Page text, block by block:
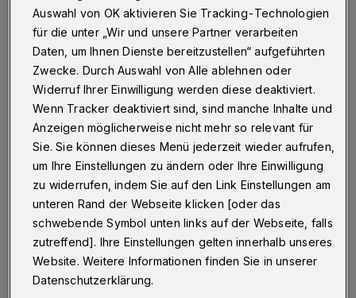
N och am Freitag (4. September 2020)
schien klar: Laut NRW-
Landesanordnung können Martinszüge in
diesem (Corona-)Jahr nicht genehmigt
werden. Am Montag (7. September) war
wieder alles anders. Bei der Pressekonferenz
des Oberbürgermeisters wurde bekannt
gegeben, dass die NRW-Landesregierung die
Martinszüge nun als „dem Grunde nach
erlaubt“ einstuft – allerdings vor Ort bei
Auswahl von OK aktivieren Sie Tracking-Technologien
für die unter „Wir und unsere Partner verarbeiten
Daten, um Ihnen Dienste bereitzustellen“ aufgeführten
Zwecke. Durch Auswahl von Alle ablehnen oder
Widerruf Ihrer Einwilligung werden diese deaktiviert.
Wenn Tracker deaktiviert sind, sind manche Inhalte und
Anzeigen möglicherweise nicht mehr so relevant für
Sie. Sie können dieses Menü jederzeit wieder aufrufen,
um Ihre Einstellungen zu ändern oder Ihre Einwilligung
zu widerrufen, indem Sie auf den Link Einstellungen am
unteren Rand der Webseite klicken [oder das
schwebende Symbol unten links auf der Webseite, falls
zutreffend]. Ihre Einstellungen gelten innerhalb unseres
Website. Weitere Informationen finden Sie in unserer
Datenschutzerklärung.